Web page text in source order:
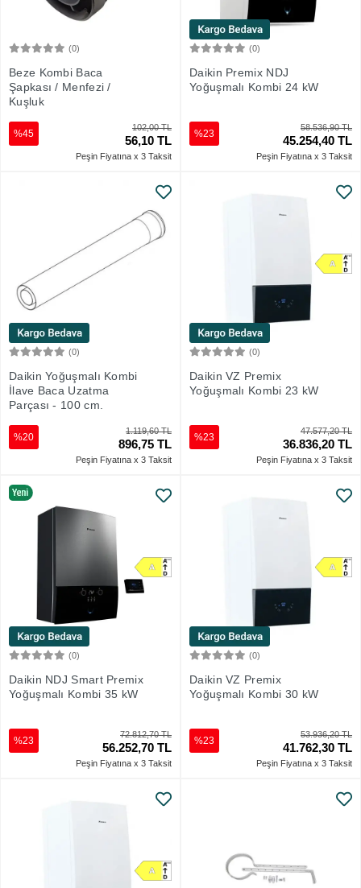
(0)
Beze Kombi Baca
Şapkası / Menfezi /
Kuşluk
102,00 TL
56,10 TL
%45
Peşin Fiyatına x 3 Taksit
(0)
Daikin Premix NDJ
Yoğuşmalı Kombi 24 kW
58.536,90 TL
45.254,40 TL
%23
Peşin Fiyatına x 3 Taksit
(0)
Daikin Yoğuşmalı Kombi
İlave Baca Uzatma
Parçası - 100 cm.
1.119,60 TL
896,75 TL
%20
Peşin Fiyatına x 3 Taksit
(0)
Daikin VZ Premix
Yoğuşmalı Kombi 23 kW
47.577,20 TL
36.836,20 TL
%23
Peşin Fiyatına x 3 Taksit
(0)
Daikin NDJ Smart Premix
Yoğuşmalı Kombi 35 kW
72.812,70 TL
56.252,70 TL
%23
Peşin Fiyatına x 3 Taksit
(0)
Daikin VZ Premix
Yoğuşmalı Kombi 30 kW
53.936,20 TL
41.762,30 TL
%23
Peşin Fiyatına x 3 Taksit